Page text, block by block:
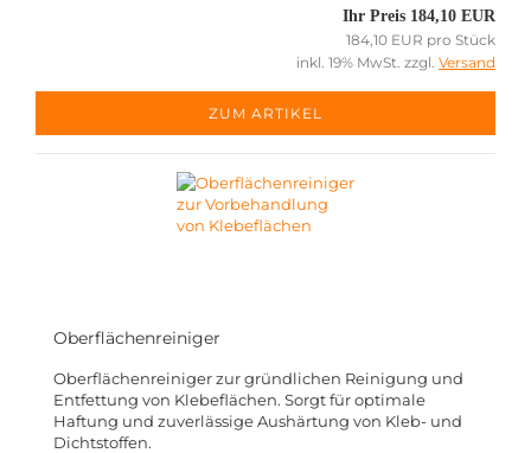
Ihr Preis 184,10 EUR
184,10 EUR pro Stück
inkl. 19% MwSt. zzgl. Versand
ZUM ARTIKEL
Oberflächenreiniger
Oberflächenreiniger zur gründlichen Reinigung und
Entfettung von Klebeflächen. Sorgt für optimale
Haftung und zuverlässige Aushärtung von Kleb- und
Dichtstoffen.